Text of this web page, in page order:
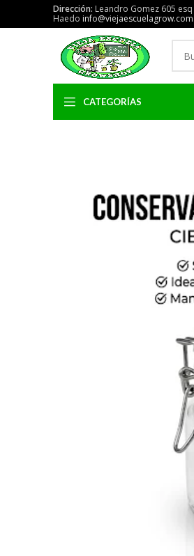
Dirección: Leandro Gomez 605 esq
Haedo
CATEGORÍAS